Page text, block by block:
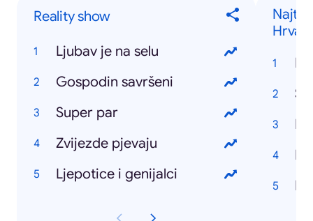
Reality show
Ljubav je na selu
Gospodin savršeni
Super par
Zvijezde pjevaju
Ljepotice i genijalci